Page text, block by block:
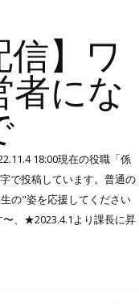
信】ワ
者にな
18:00現在の役職「係
で投稿しています。普通の
の"姿を応援してください
〜、★2023.4.1より課長に昇